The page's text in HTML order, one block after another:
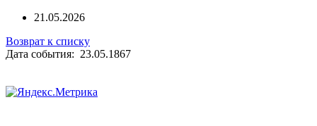
21.05.2026
Возврат к списку
Дата события: 23.05.1867